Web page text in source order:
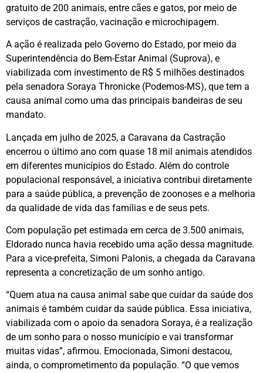
gratuito de 200 animais, entre cães e gatos, por meio de
serviços de castração, vacinação e microchipagem.
A ação é realizada pelo Governo do Estado, por meio da
Superintendência do Bem-Estar Animal (Suprova), e
viabilizada com investimento de R$ 5 milhões destinados
pela senadora Soraya Thronicke (Podemos-MS), que tem a
causa animal como uma das principais bandeiras de seu
mandato.
Lançada em julho de 2025, a Caravana da Castração
encerrou o último ano com quase 18 mil animais atendidos
em diferentes municípios do Estado. Além do controle
populacional responsável, a iniciativa contribui diretamente
para a saúde pública, a prevenção de zoonoses e a melhoria
da qualidade de vida das famílias e de seus pets.
Com população pet estimada em cerca de 3.500 animais,
Eldorado nunca havia recebido uma ação dessa magnitude.
Para a vice-prefeita, Simoni Palonis, a chegada da Caravana
representa a concretização de um sonho antigo.
“Quem atua na causa animal sabe que cuidar da saúde dos
animais é também cuidar da saúde pública. Essa iniciativa,
viabilizada com o apoio da senadora Soraya, é a realização
de um sonho para o nosso município e vai transformar
muitas vidas”, afirmou. Emocionada, Simoni destacou,
ainda, o comprometimento da população. “O que vemos